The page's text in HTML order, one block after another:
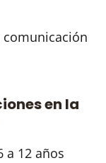
en la
a 12 años